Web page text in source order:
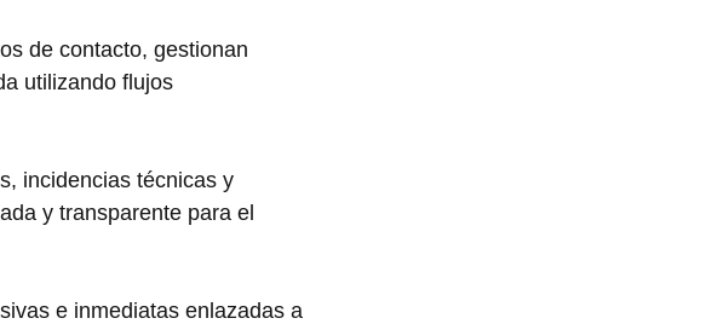
de contacto, gestionan
utilizando flujos
incidencias técnicas y
y transparente para el
e inmediatas enlazadas a